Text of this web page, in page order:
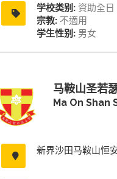
学校类别: 資助全日
宗教: 不適用
学生性别: 男女
马鞍山圣若
Ma On
新界沙田马鞍山恒